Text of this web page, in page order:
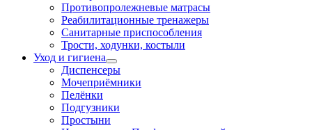
Противопролежневые матрасы
Реабилитационные тренажеры
Санитарные приспособления
Трости, ходунки, костыли
Уход и гигиена
Диспенсеры
Мочеприёмники
Пелёнки
Подгузники
Простыни